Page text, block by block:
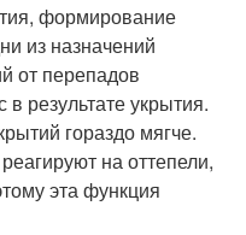
формирование
из назначений
от перепадов
результате укрытия.
гораздо мягче.
на оттепели,
эта функция